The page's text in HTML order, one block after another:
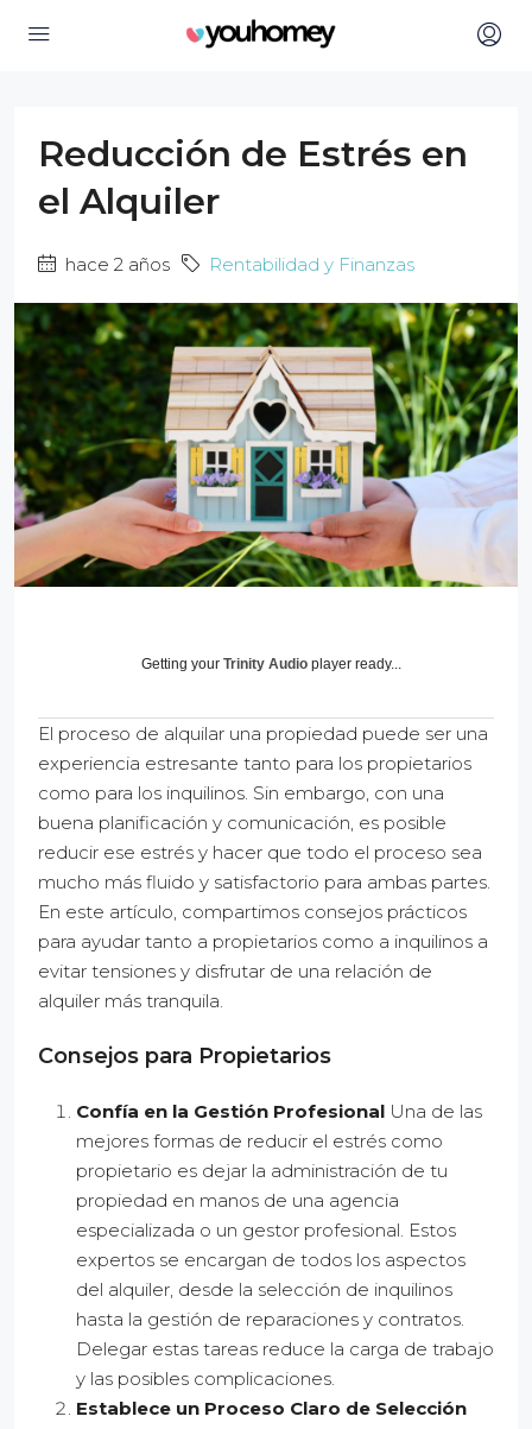
Reducción de Estrés en
el Alquiler
hace 2 años Rentabilidad y Finanzas
Getting your Trinity Audio player ready...
El proceso de alquilar una propiedad puede ser una
experiencia estresante tanto para los propietarios
como para los inquilinos. Sin embargo, con una
buena planificación y comunicación, es posible
reducir ese estrés y hacer que todo el proceso sea
mucho más fluido y satisfactorio para ambas partes.
En este artículo, compartimos consejos prácticos
para ayudar tanto a propietarios como a inquilinos a
evitar tensiones y disfrutar de una relación de
alquiler más tranquila.
Consejos para Propietarios
Confía en la Gestión Profesional Una de las
mejores formas de reducir el estrés como
propietario es dejar la administración de tu
propiedad en manos de una agencia
especializada o un gestor profesional. Estos
expertos se encargan de todos los aspectos
del alquiler, desde la selección de inquilinos
hasta la gestión de reparaciones y contratos.
Delegar estas tareas reduce la carga de trabajo
y las posibles complicaciones.
Establece un Proceso Claro de Selección